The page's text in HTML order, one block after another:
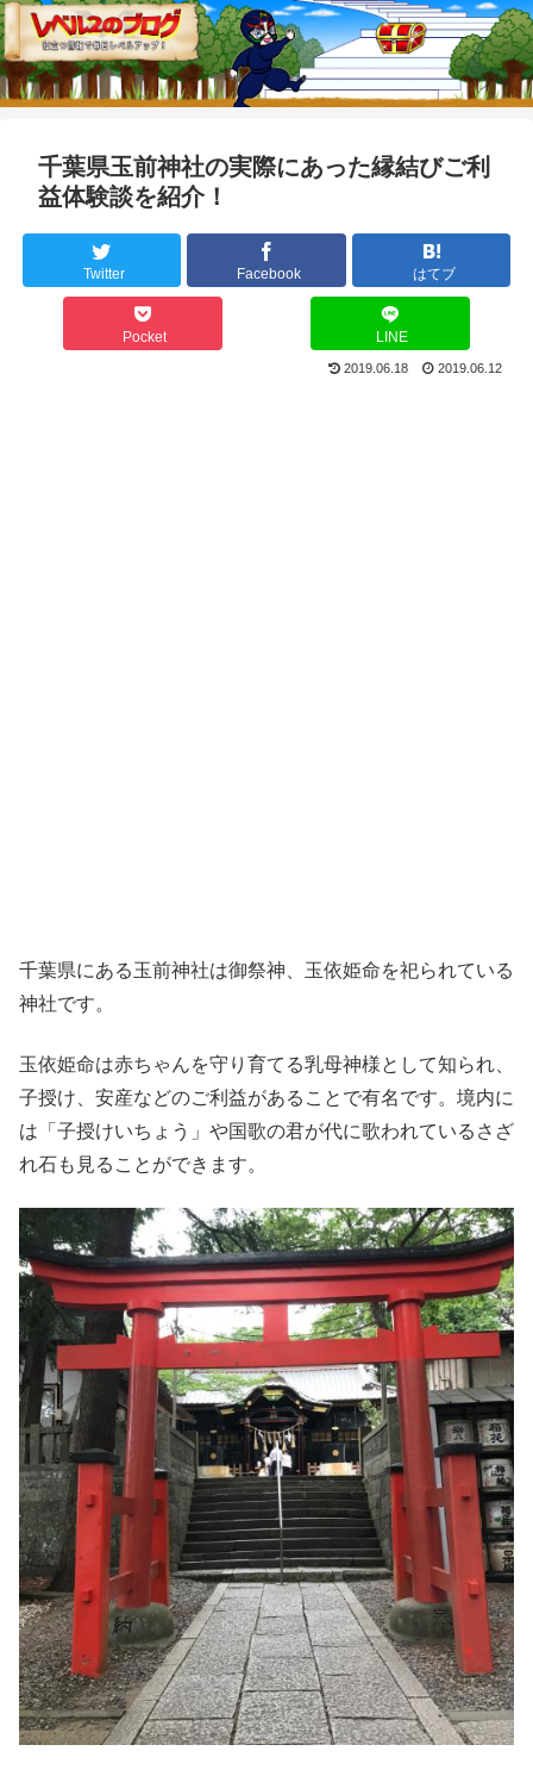
千葉県玉前神社の実際にあった縁結びご利
益体験談を紹介！
Twitter Facebook はてブ
Pocket LINE
2019.06.18 2019.06.12
千葉県にある玉前神社は御祭神、玉依姫命を祀られている
神社です。
玉依姫命は赤ちゃんを守り育てる乳母神様として知られ、
子授け、安産などのご利益があることで有名です。境内に
は「子授けいちょう」や国歌の君が代に歌われているさざ
れ石も見ることができます。